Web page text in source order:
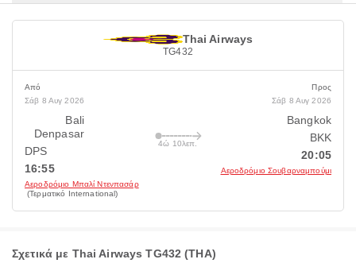
Thai Airways
TG432
Από
Σάβ 8 Αυγ 2026
Bali
Denpasar
DPS
16:55
Αεροδρόμιο Μπαλί Ντενπασάρ
(Τερματικό International)
4ώ 10λεπ.
Προς
Σάβ 8 Αυγ 2026
Bangkok
BKK
20:05
Αεροδρόμιο Σουβαρναμπούμι
Σχετικά με Thai Airways TG432 (THA)